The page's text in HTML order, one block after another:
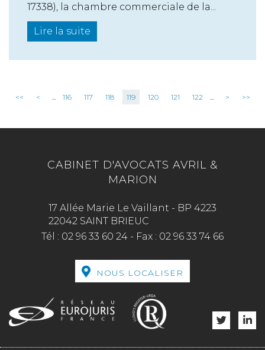
17338), la chambre commerciale de la...
Lire la suite
<< < 116 117 118 119 120 121 122 > >>
CABINET D'AVOCATS AVRIL &
MARION
17 Allée Marie Le Vaillant - BP 4223
22042 SAINT BRIEUC
Tél : 02 96 33 60 24 - Fax : 02 96 33 74 66
NOUS LOCALISER